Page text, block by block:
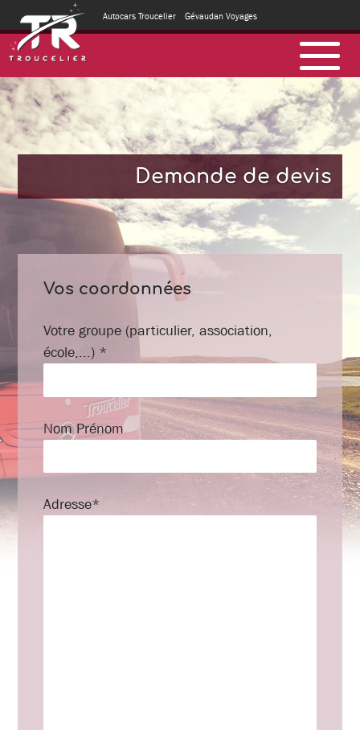
Autocars Troucelier Gévaudan Voyages
Demande de devis
Vos coordonnées
Votre groupe (particulier, association,
école,...) *
Nom Prénom
Adresse*